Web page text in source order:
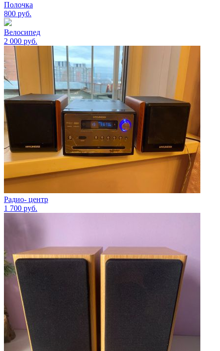
Полочка
800 руб.
Велосипед
2 000 руб.
Радио- центр
1 700 руб.